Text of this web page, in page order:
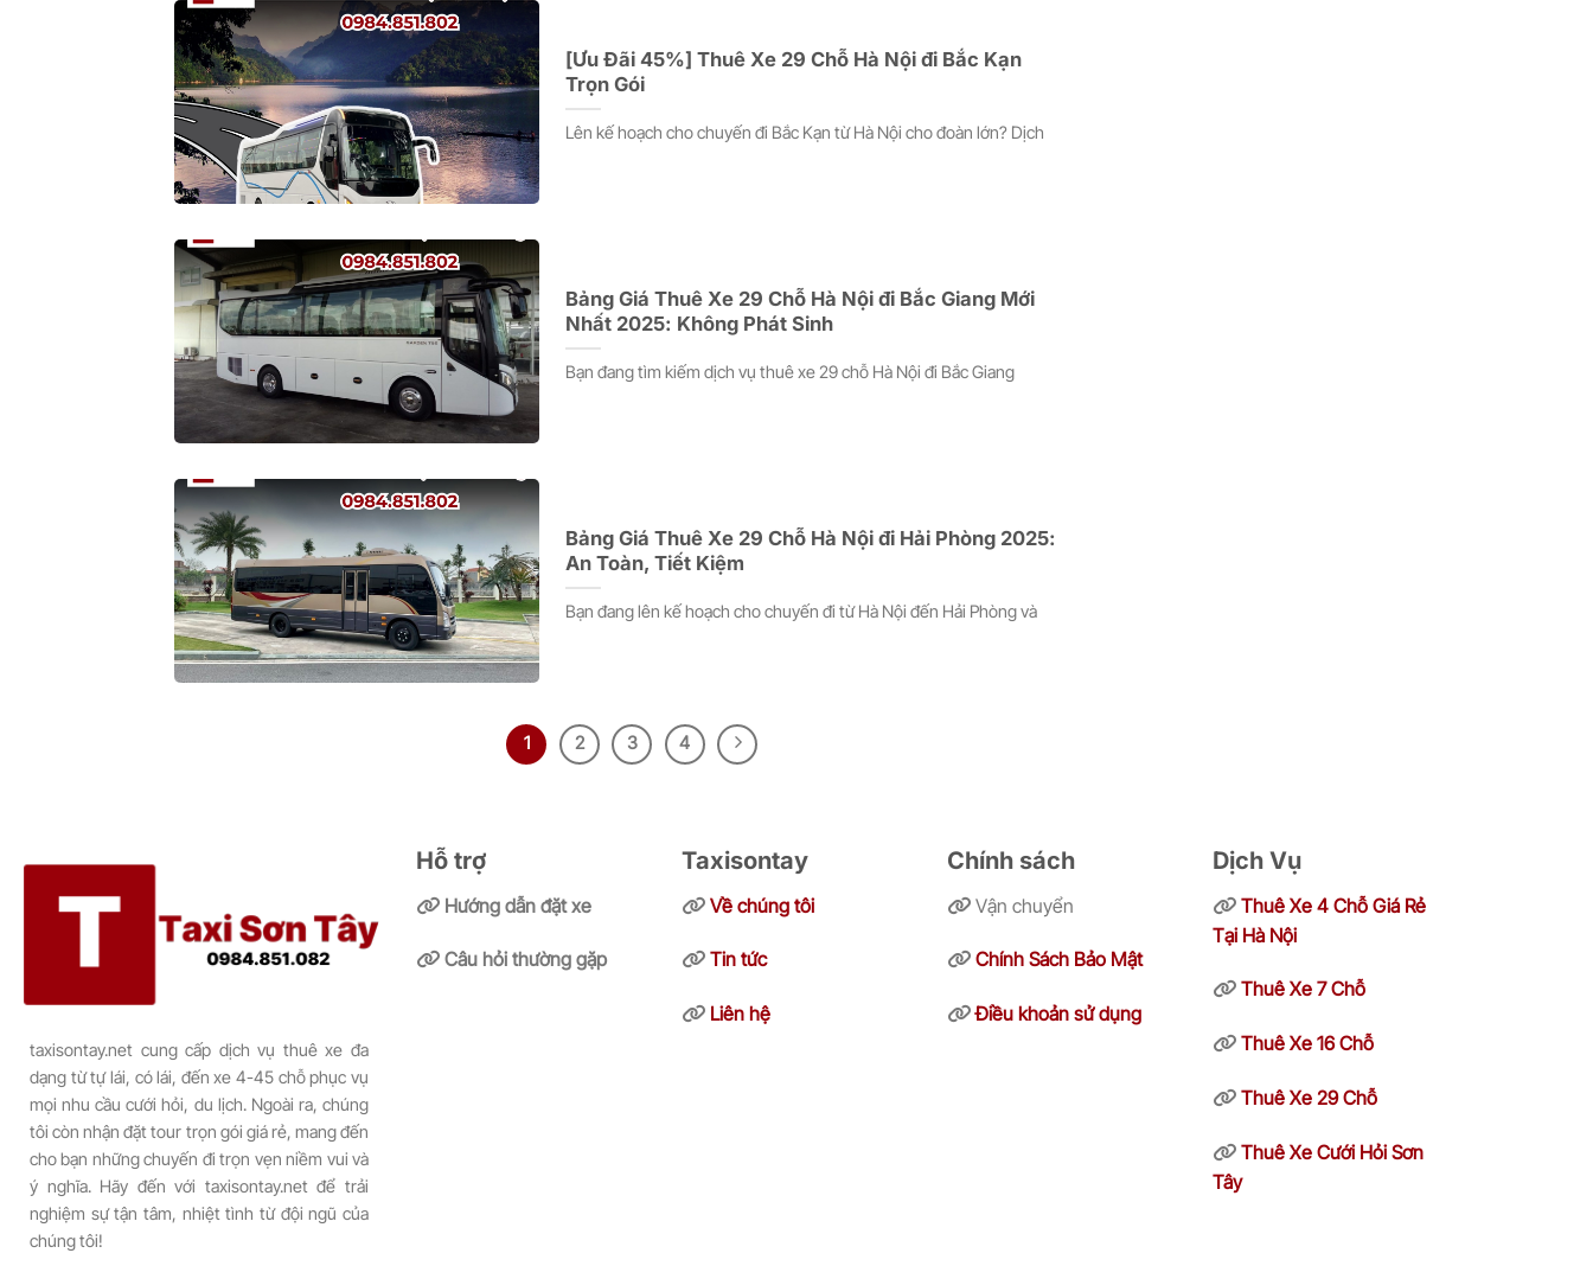
[Ưu Đãi 45%] Thuê Xe 29 Chỗ Hà Nội đi Bắc Kạn
Trọn Gói
Lên kế hoạch cho chuyến đi Bắc Kạn từ Hà Nội cho đoàn lớn? Dịch
Bảng Giá Thuê Xe 29 Chỗ Hà Nội đi Bắc Giang Mới
Nhất 2025: Không Phát Sinh
Bạn đang tìm kiếm dịch vụ thuê xe 29 chỗ Hà Nội đi Bắc Giang
Bảng Giá Thuê Xe 29 Chỗ Hà Nội đi Hải Phòng 2025:
An Toàn, Tiết Kiệm
Bạn đang lên kế hoạch cho chuyến đi từ Hà Nội đến Hải Phòng và
1 2 3 4
taxisontay.net cung cấp dịch vụ thuê xe đa
dạng từ tự lái, có lái, đến xe 4-45 chỗ phục vụ
mọi nhu cầu cưới hỏi, du lịch. Ngoài ra, chúng
tôi còn nhận đặt tour trọn gói giá rẻ, mang đến
cho bạn những chuyến đi trọn vẹn niềm vui và
ý nghĩa. Hãy đến với taxisontay.net để trải
nghiệm sự tận tâm, nhiệt tình từ đội ngũ của
chúng tôi!
Hỗ trợ
Hướng dẫn đặt xe
Câu hỏi thường gặp
Taxisontay
Về chúng tôi
Tin tức
Liên hệ
Chính sách
Vận chuyển
Chính Sách Bảo Mật
Điều khoản sử dụng
Dịch Vụ
Thuê Xe 4 Chỗ Giá Rẻ
Tại Hà Nội
Thuê Xe 7 Chỗ
Thuê Xe 16 Chỗ
Thuê Xe 29 Chỗ
Thuê Xe Cưới Hỏi Sơn
Tây